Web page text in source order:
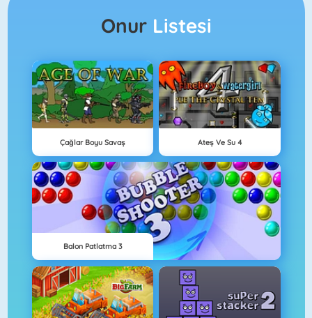
Onur Listesi
Çağlar Boyu Savaş Ateş Ve Su 4
Balon Patlatma 3